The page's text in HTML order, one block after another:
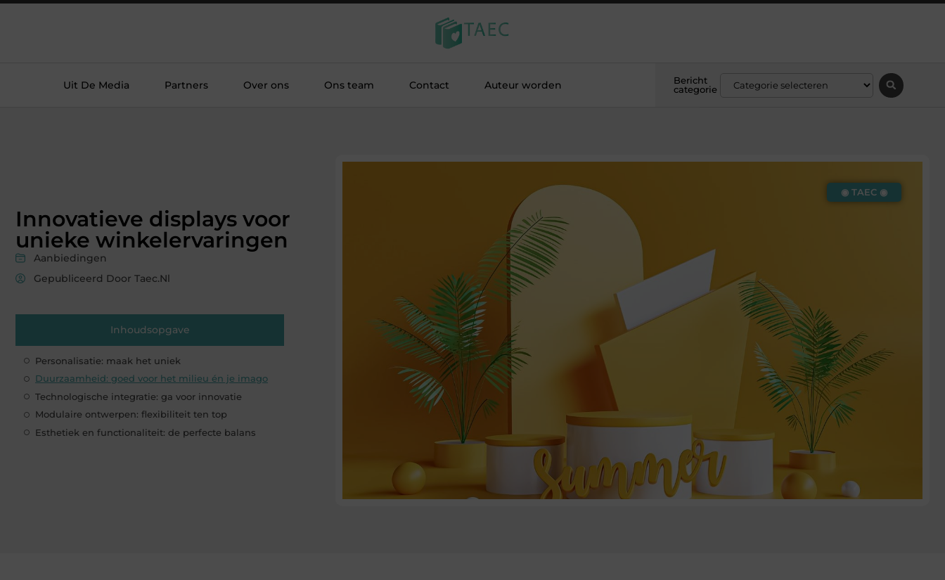
Uit De Media Partners Over ons Ons team Contact Auteur worden
Bericht
categorie
Innovatieve displays voor
unieke winkelervaringen
Aanbiedingen
Gepubliceerd Door Taec.nl
Inhoudsopgave
Personalisatie: maak het uniek
Duurzaamheid: goed voor het milieu én je imago
Technologische integratie: ga voor innovatie
Modulaire ontwerpen: flexibiliteit ten top
Esthetiek en functionaliteit: de perfecte balans
◉ TAEC ◉